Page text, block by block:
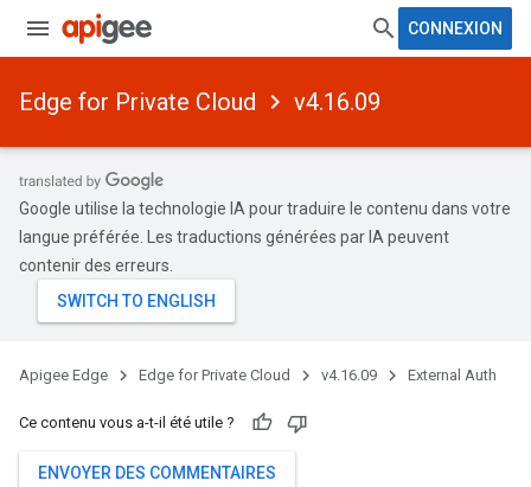
CONNEXION
Edge for Private Cloud v4.16.09
Google utilise la technologie IA pour traduire le contenu dans votre
langue préférée. Les traductions générées par IA peuvent
contenir des erreurs.
Apigee Edge Edge for Private Cloud v4.16.09 External Auth
Ce contenu vous a-t-il été utile ?
ENVOYER DES COMMENTAIRES